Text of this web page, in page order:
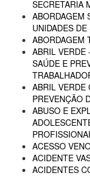
SECRETARIA
ABORDAGEM
UNIDADES
ABORDAGEM
ABRIL VERDE
SAÚDE E
ABRIL VERDE
PREVENÇÃO
ABUSO E
ACESSO
ACIDENTE
ACIDENTES